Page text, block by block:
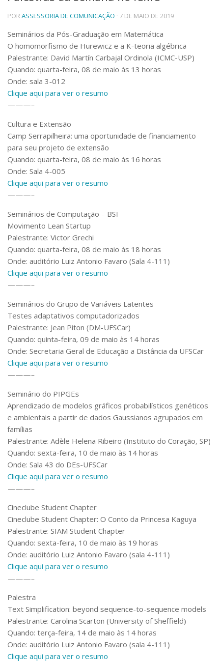
Pessoas
Ensino
Graduação
Pós-Graduação
Educação a distância
Cursos de Extensão
Pesquisa e Inovação
Linhas de Pesquisa
Pós-doutorado
Iniciação Científica
Transferência de Tecnologia
Empresas Juniores
Extensão à Comunidade
Projetos, Programas e Cursos
Museus e Espaços Interativos
Serviços
Bibliotecas
Apoio ao Estudante
Segurança, Trânsito e Prevenção
RH, Administrativo e Financeiro
Outros serviços
Assessorias e Mídias
Aplicativos e Sites
Jornal da USP
Agenda de Eventos
Defesa de Teses
PORASSESSORIA DE COMUNICAÇÃO · 7 DE MAIO DE 2019
Seminários da Pós-Graduação em Matemática
O homomorfismo de Hurewicz e a K-teoria algébrica
Palestrante: David Martín Carbajal Ordinola (ICMC-USP)
Quando: quarta-feira, 08 de maio às 13 horas
Onde: sala 3-012
Clique aqui para ver o resumo
———–
Cultura e Extensão
Camp Serrapilheira: uma oportunidade de financiamento
para seu projeto de extensão
Quando: quarta-feira, 08 de maio às 16 horas
Onde: Sala 4-005
Clique aqui para ver o resumo
———–
Seminários de Computação – BSI
Movimento Lean Startup
Palestrante: Victor Grechi
Quando: quarta-feira, 08 de maio às 18 horas
Onde: auditório Luiz Antonio Favaro (Sala 4-111)
Clique aqui para ver o resumo
———–
Seminários do Grupo de Variáveis Latentes
Testes adaptativos computadorizados
Palestrante: Jean Piton (DM-UFSCar)
Quando: quinta-feira, 09 de maio às 14 horas
Onde: Secretaria Geral de Educação a Distância da UFSCar
Clique aqui para ver o resumo
———–
Seminário do PIPGEs
Aprendizado de modelos gráficos probabilísticos genéticos
e ambientais a partir de dados Gaussianos agrupados em
famílias
Palestrante: Adèle Helena Ribeiro (Instituto do Coração, SP)
Quando: sexta-feira, 10 de maio às 14 horas
Onde: Sala 43 do DEs-UFSCar
Clique aqui para ver o resumo
———–
Cineclube Student Chapter
Cineclube Student Chapter: O Conto da Princesa Kaguya
Palestrante: SIAM Student Chapter
Quando: sexta-feira, 10 de maio às 19 horas
Onde: auditório Luiz Antonio Favaro (sala 4-111)
Clique aqui para ver o resumo
———–
Palestra
Text Simplification: beyond sequence-to-sequence models
Palestrante: Carolina Scarton (University of Sheffield)
Quando: terça-feira, 14 de maio às 14 horas
Onde: auditório Luiz Antonio Favaro (sala 4-111)
Clique aqui para ver o resumo